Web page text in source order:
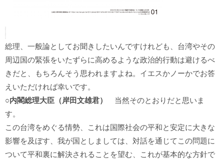
総理、一般論としてお聞きしたいんですけれども、台湾やその
周辺国の緊張をいたずらに高めるような政治的行動は避けるべ
きだと、もちろんそう思われますよね。イエスかノーかでお答
えいただければ幸いです。
○内閣総理大臣（岸田文雄君）
当然そのとおりだと思いま
す。
この台湾をめぐる情勢、これは国際社会の平和と安定に大きな
影響を及ぼす、我が国としましては、対話を通じてこの問題に
ついて平和裏に解決されることを望む、これが基本的な方針で